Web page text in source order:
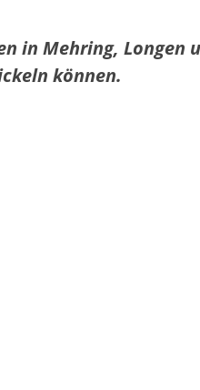
in Mehring, Longen
können.